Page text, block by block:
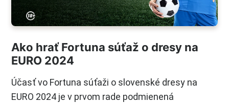
Ako hrať Fortuna súťaž o dresy na
EURO 2024
Účasť vo Fortuna súťaži o slovenské dresy na
EURO 2024 je v prvom rade podmienená